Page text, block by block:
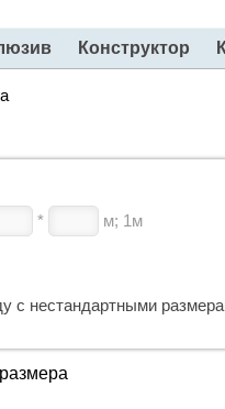
Конструктор
* м; 1м
с нестандартными